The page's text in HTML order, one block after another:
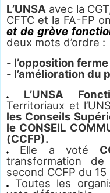
L’UNSA avec la
CFTC et la FA-FP
et de grève
deux mots d’ordre :
- l’opposition
- l’amélioration du
L’UNSA
Territoriaux et
les Conseils
le CONSEIL
(CCFP).
Elle a voté
transformation
second CCFP du 15
Toutes les